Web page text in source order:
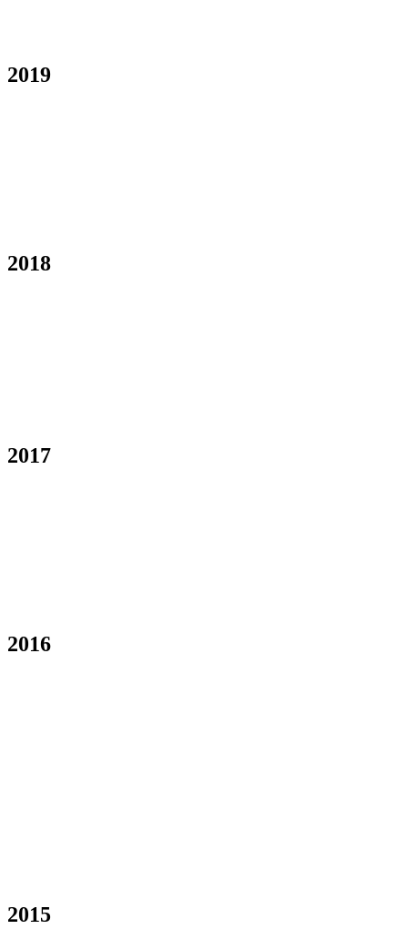
2019
2018
2017
2016
2015